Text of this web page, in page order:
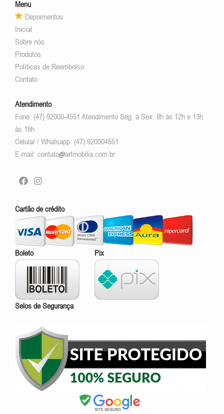
Menu
Depoimentos
Inicial
Sobre nós
Produtos
Políticas de Reembolso
Contato
Atendimento
Fone: (47) 92000-4551 Atendimento Seg. à Sex. 8h às 12h e 13h
às 18h
Celular / Whatsapp: (47) 920004551
E-mail: contato artmobilia.com.br
Cartão de crédito
Boleto Pix
Selos de Segurança